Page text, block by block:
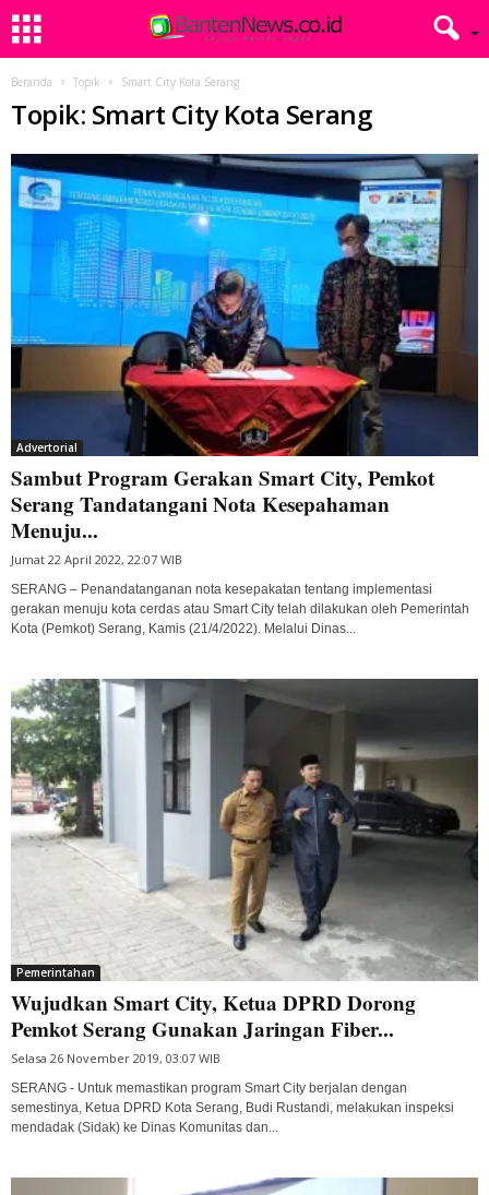
Beranda Topik Smart City Kota Serang
Topik: Smart City Kota Serang
Advertorial
Sambut Program Gerakan Smart City, Pemkot
Serang Tandatangani Nota Kesepahaman
Menuju...
Jumat 22 April 2022, 22:07 WIB
SERANG – Penandatanganan nota kesepakatan tentang implementasi
gerakan menuju kota cerdas atau Smart City telah dilakukan oleh Pemerintah
Kota (Pemkot) Serang, Kamis (21/4/2022). Melalui Dinas...
Pemerintahan
Wujudkan Smart City, Ketua DPRD Dorong
Pemkot Serang Gunakan Jaringan Fiber...
Selasa 26 November 2019, 03:07 WIB
SERANG - Untuk memastikan program Smart City berjalan dengan
semestinya, Ketua DPRD Kota Serang, Budi Rustandi, melakukan inspeksi
mendadak (Sidak) ke Dinas Komunitas dan...